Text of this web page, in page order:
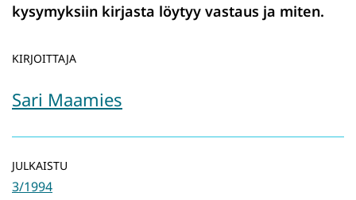
kysymyksiin kirjasta löytyy vastaus ja miten.
KIRJOITTAJA
Sari Maamies
JULKAISTU
3/1994